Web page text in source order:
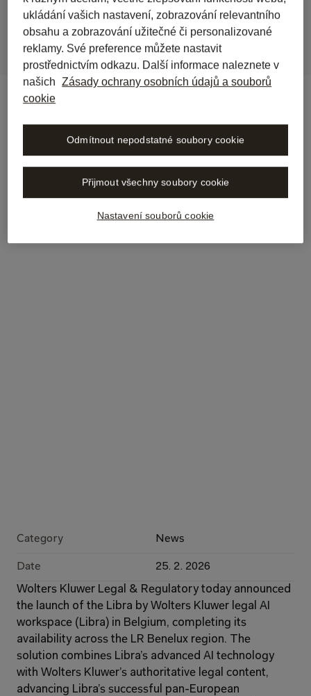
Category News
Date 25. 2. 2026
Wolters Kluwer Legal & Regulatory today announced
the launch of the Libra by Wolters Kluwer legal AI
workspace (Libra) in Belgium, completing its
availability across the LR Benelux region. The
solution combines Libra’s advanced AI technology
with Wolters Kluwer’s authoritative legal content,
advancing Libra’s successful pan-European
ukládání vašich nastavení, zobrazování relevantního
obsahu a zobrazování užitečné či personalizované
reklamy. Své preference můžete nastavit
prostřednictvím odkazu. Další informace naleznete v
našich
Zásady ochrany osobních údajů a souborů
cookie
Nastavení souborů cookie
Odmítnout nepodstatné soubory cookie
Přijmout všechny soubory cookie